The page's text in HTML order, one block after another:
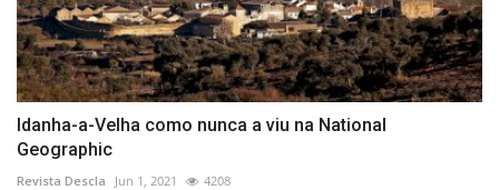
Idanha-a-Velha como nunca a viu na National
Geographic
Revista Descla Jun 1, 2021 4208